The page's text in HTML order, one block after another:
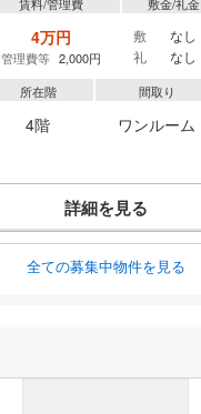
4万円
管理費等 2,000円
敷
なし
礼
なし
所在階
4階
間取り
ワンルーム
詳細を見る
全ての募集中物件を見る